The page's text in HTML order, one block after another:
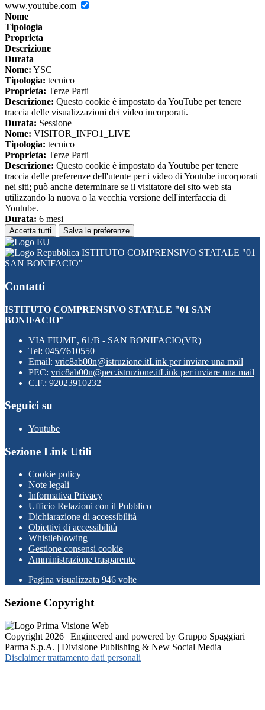
www.youtube.com
Nome
Tipologia
Proprieta
Descrizione
Durata
Nome: YSC
Tipologia: tecnico
Proprieta: Terze Parti
Descrizione: Questo cookie è impostato da YouTube per tenere
traccia delle visualizzazioni dei video incorporati.
Durata: Sessione
Nome: VISITOR_INFO1_LIVE
Tipologia: tecnico
Proprieta: Terze Parti
Descrizione: Questo cookie è impostato da Youtube per tenere
traccia delle preferenze dell'utente per i video di Youtube incorporati
nei siti; può anche determinare se il visitatore del sito web sta
utilizzando la nuova o la vecchia versione dell'interfaccia di
Youtube.
Durata: 6 mesi
Accetta tutti Salva le preferenze
ISTITUTO COMPRENSIVO STATALE "01
SAN BONIFACIO"
Contatti
ISTITUTO COMPRENSIVO STATALE "01 SAN
BONIFACIO"
VIA FIUME, 61/B - SAN BONIFACIO(VR)
Tel: 045/7610550
Email: vric8ab00n@istruzione.itLink per inviare una mail
PEC: vric8ab00n@pec.istruzione.itLink per inviare una mail
C.F.: 92023910232
Seguici su
Youtube
Sezione Link Utili
Cookie policy
Note legali
Informativa Privacy
Ufficio Relazioni con il Pubblico
Dichiarazione di accessibilità
Obiettivi di accessibilità
Whistleblowing
Gestione consensi cookie
Amministrazione trasparente
Pagina visualizzata 946 volte
Sezione Copyright
Copyright 2026 | Engineered and powered by Gruppo Spaggiari
Parma S.p.A. | Divisione Publishing & New Social Media
Disclaimer trattamento dati personali